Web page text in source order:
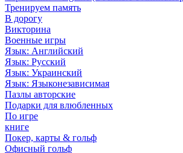
Тренируем память
В дорогу
Викторина
Военные игры
Язык: Английский
Язык: Русский
Язык: Украинский
Язык: Языконезависимая
Пазлы авторские
Подарки для влюбленных
По игре
книге
Покер, карты & гольф
Офисный гольф